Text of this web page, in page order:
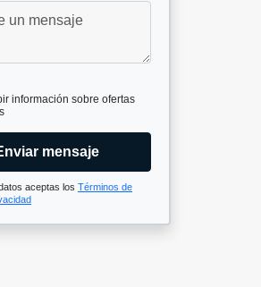
información sobre ofertas
mensaje
aceptas los Términos de